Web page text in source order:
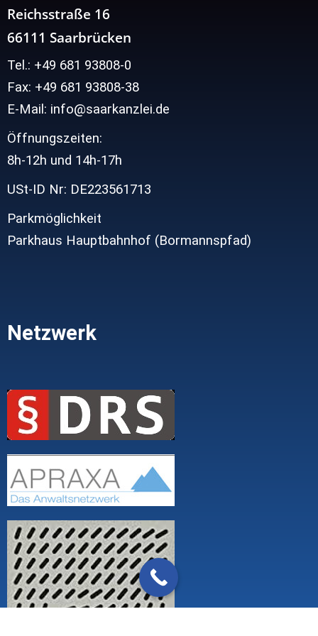
Reichsstraße 16
66111 Saarbrücken
Tel.: +49 681 93808-0
Fax: +49 681 93808-38
E-Mail: info@saarkanzlei.de
Öffnungszeiten:
8h-12h und 14h-17h
USt-ID Nr: DE223561713
Parkmöglichkeit
Parkhaus Hauptbahnhof (Bormannspfad)
Netzwerk